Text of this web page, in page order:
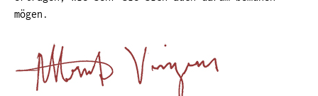
mögen.